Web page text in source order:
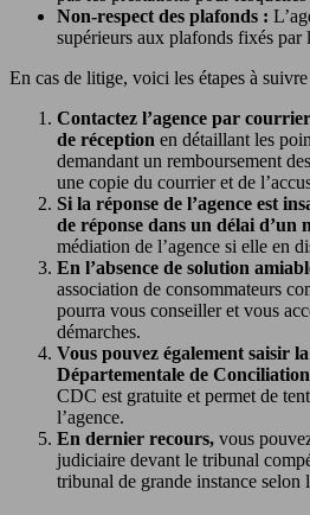
Non-respect des plafonds :
supérieurs aux plafonds fixés par
En cas de litige, voici les étapes à suivre
Contactez l’agence par
de réception en détaillant les
demandant un remboursement
une copie du courrier et de
Si la réponse de l’agence est
de réponse dans un délai d’un
médiation de l’agence si elle en
En l’absence de solution
association de consommateurs
pourra vous conseiller et vous
démarches.
Vous pouvez également saisir
Départementale de
CDC est gratuite et permet de
l’agence.
En dernier recours, vous
judiciaire devant le tribunal
tribunal de grande instance selon